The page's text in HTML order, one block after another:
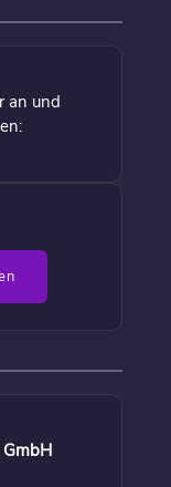
an und
GmbH